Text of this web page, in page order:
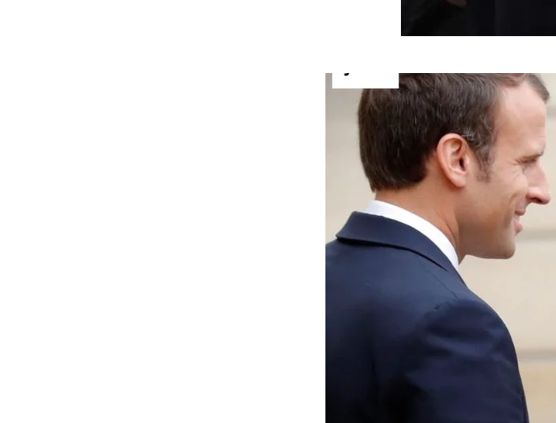
الرئيس السيسي يجري اتصالاً هاتفياً مع رئيس وزراء
جمهورية اليونان